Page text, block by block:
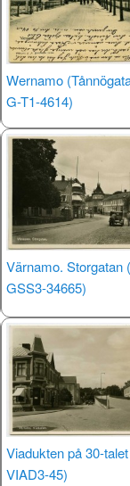
Wernamo
G-T1-4614)
Värnamo. Storgatan
GSS3-34665)
Viadukten på 30-
VIAD3-45)